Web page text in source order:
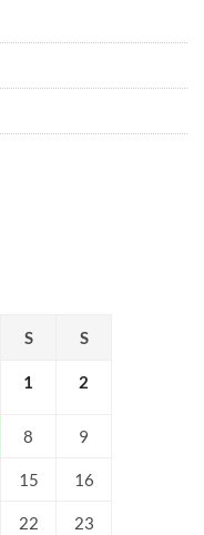
S S
1 2
8 9
15 16
22 23